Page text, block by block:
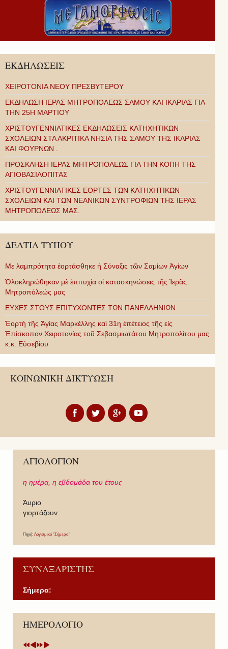
ΕΚΔΗΛΩΣΕΙΣ
ΧΕΙΡΟΤΟΝΙΑ ΝΕΟΥ ΠΡΕΣΒΥΤΕΡΟΥ
ΕΚΔΗΛΩΣΗ ΙΕΡΑΣ ΜΗΤΡΟΠΟΛΕΩΣ ΣΑΜΟΥ ΚΑΙ ΙΚΑΡΙΑΣ ΓΙΑ
ΤΗΝ 25Η ΜΑΡΤΙΟΥ
ΧΡΙΣΤΟΥΓΕΝΝΙΑΤΙΚΕΣ ΕΚΔΗΛΩΣΕΙΣ ΚΑΤΗΧΗΤΙΚΩΝ
ΣΧΟΛΕΙΩΝ ΣΤΑ ΑΚΡΙΤΙΚΑ ΝΗΣΙΑ ΤΗΣ ΣΑΜΟΥ ΤΗΣ ΙΚΑΡΙΑΣ
ΚΑΙ ΦΟΥΡΝΩΝ .
ΠΡΟΣΚΛΗΣΗ ΙΕΡΑΣ ΜΗΤΡΟΠΟΛΕΩΣ ΓΙΑ ΤΗΝ ΚΟΠΗ ΤΗΣ
ΑΓΙΟΒΑΣΙΛΟΠΙΤΑΣ
ΧΡΙΣΤΟΥΓΕΝΝΙΑΤΙΚΕΣ ΕΟΡΤΕΣ ΤΩΝ ΚΑΤΗΧΗΤΙΚΩΝ
ΣΧΟΛΕΙΩΝ ΚΑΙ ΤΩΝ ΝΕΑΝΙΚΩΝ ΣΥΝΤΡΟΦΙΩΝ ΤΗΣ ΙΕΡΑΣ
ΜΗΤΡΟΠΟΛΕΩΣ ΜΑΣ.
ΔΕΛΤΙΑ ΤΥΠΟΥ
Με λαμπρότητα ἑορτάσθηκε ἡ Σύναξις τῶν Σαμίων Ἁγίων
Ὁλοκληρώθηκαν μὲ ἐπιτυχία οἱ κατασκηνώσεις τῆς Ἱερᾶς
Μητροπόλεώς μας
ΕΥΧΕΣ ΣΤΟΥΣ ΕΠΙΤΥΧΟΝΤΕΣ ΤΩΝ ΠΑΝΕΛΛΗΝΙΩΝ
Ἑορτὴ τῆς Ἁγίας Μαρκέλλης καὶ 31η ἐπέτειος τῆς εἰς
Ἐπίσκοπον Χειροτονίας τοῦ Σεβασμιωτάτου Μητροπολίτου μας
κ.κ. Εὐσεβίου
ΚΟΙΝΩΝΙΚΗ ΔΙΚΤΥΩΣΗ
ΑΓΙΟΛΟΓΙΟΝ
η ημέρα, η εβδομάδα του έτους
Άυριο
γιορτάζουν:
Πηγή: Λογισμικό "Σήμερα"
ΣΥΝΑΞΑΡΙΣΤΗΣ
Σήμερα:
ΗΜΕΡΟΛΟΓΙΟ
P
r
v
P
r
v
N
e
t
N
e
t